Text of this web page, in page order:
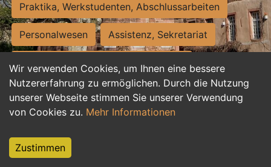
Wir verwenden Cookies, um Ihnen eine bessere
Nutzererfahrung zu ermöglichen. Durch die Nutzung
unserer Webseite stimmen Sie unserer Verwendung
von Cookies zu. Mehr Informationen
Zustimmen
Praktika, Werkstudenten, Abschlussarbeiten
Personalwesen Assistenz, Sekretariat
Hilfskräfte, Aushilfs- und Nebenjobs
Einkauf, Logistik, Materialwirtschaft
Weiterbildung, Studium, duale Ausbildung
Tourismus